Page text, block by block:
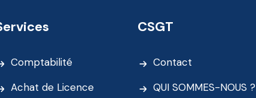
Comptabilité
Achat de Licence
CSGT
Contact
QUI SOMMES-NOUS ?